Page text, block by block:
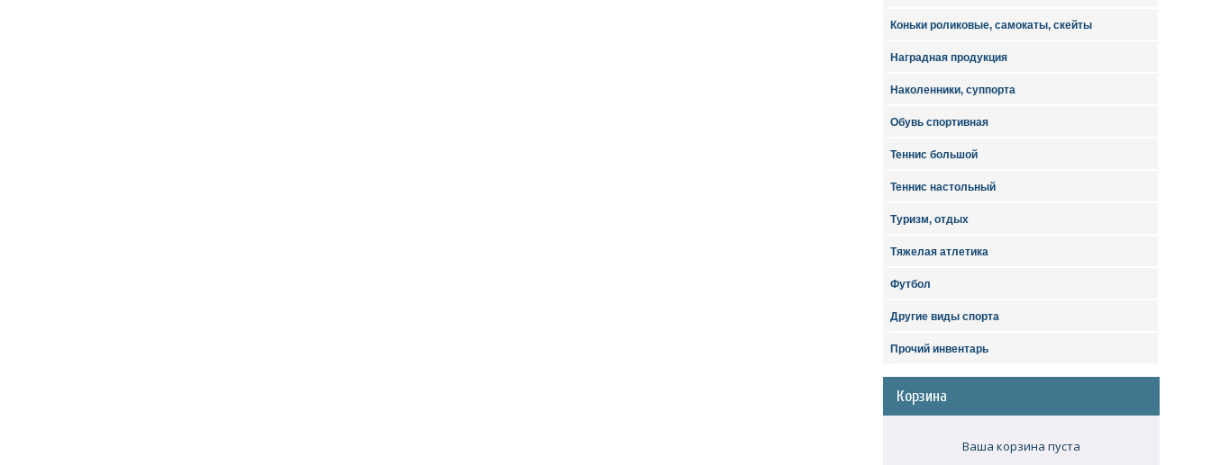
Коньки роликовые, самокаты, скейты
Наградная продукция
Наколенники, суппорта
Обувь спортивная
Теннис большой
Теннис настольный
Туризм, отдых
Тяжелая атлетика
Футбол
Другие виды спорта
Прочий инвентарь
Корзина
Ваша корзина пуста